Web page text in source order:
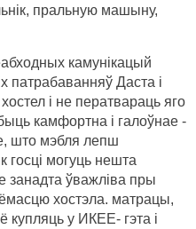
пральную машыну,
камунікацый
патрабаванняў Даста і
і не ператвараць яго
камфортна і галоўнае -
што мэбля лепш
госці могуць нешта
занадта ўважліва пры
хостэла. матрацы,
купляць у ИКЕЕ- гэта і